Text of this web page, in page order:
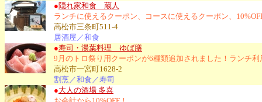
●隠れ家和食 蔵人
ランチに使えるクーポン、コースに使えるクーポン、
高松市三条町511-4
居酒屋／和食
●寿司・湯葉料理 ゆば膳
9月のトロ祭り用クーポンが6種類追加されました！ランチ
高松市一宮町1628-2
割烹／和食／寿司
●大人の酒場 多喜